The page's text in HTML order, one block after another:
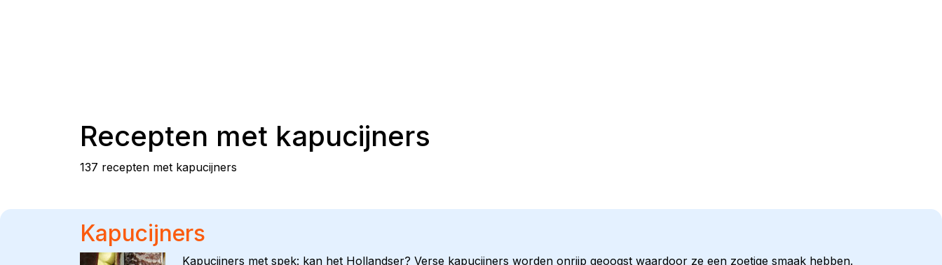
Recepten met kapucijners
137 recepten met kapucijners
Kapucijners
Kapucijners met spek: kan het Hollandser? Verse kapucijners worden onrijp geoogst waardoor ze een zoetige smaak hebben.